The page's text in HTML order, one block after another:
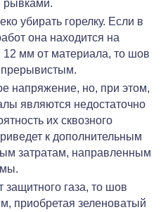
рывками.
убирать горелку. Если в
она находится на
12 мм от материала, то шов
прерывистым.
напряжение, но, при этом,
являются недостаточно
их сквозного
к дополнительным
затратам, направленным
защитного газа, то шов
приобретая зеленоватый